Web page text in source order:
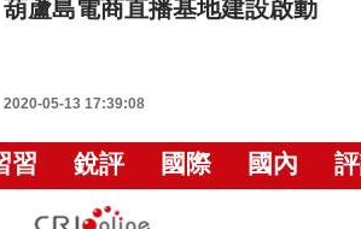
葫蘆島電商直播基地建設啟動
2020-05-13 17:39:08
習 銳評 國際 國內